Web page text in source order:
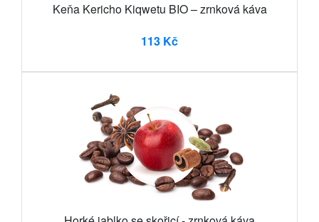
Keňa Kericho Kiqwetu BIO – zrnková káva
113 Kč